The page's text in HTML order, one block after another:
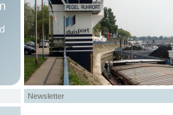
Newsletter